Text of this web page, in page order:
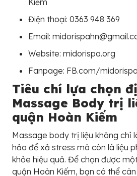
Kiếm
Điện thoại: 0363 948 369
Email:
Website: midorispa.org
Fanpage: FB.com/
Tiêu chí lựa chọn
Massage Body trị
quận Hoàn Kiếm
Massage body trị liệu không chỉ
hảo để xả stress mà còn là liệu
khỏe hiệu quả. Để chọn được
quận Hoàn Kiếm, bạn có thể